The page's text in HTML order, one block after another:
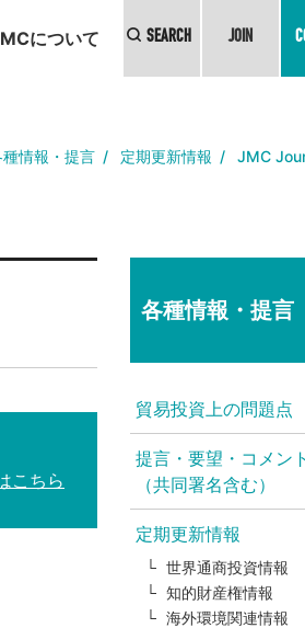
について SEARCH JOIN
種情報・提言 定期更新情報 JMC
こちら
各種情報・提言
貿易投資上の問題点
提言・要望・コメント
（共同署名含む）
定期更新情報
世界通商投資情報
知的財産権情報
海外環境関連情報